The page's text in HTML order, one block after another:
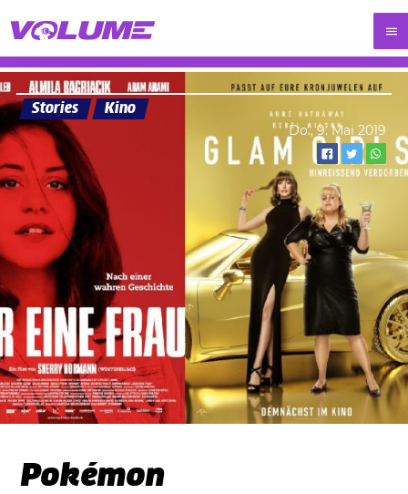
Stories Kino
Do., 9. Mai 2019
Pokémon